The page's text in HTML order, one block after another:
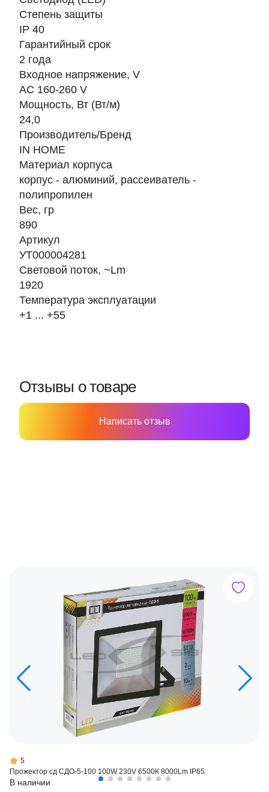
Степень защиты
IP 40
Гарантийный срок
2 года
Входное напряжение, V
AC 160-260 V
Мощность, Вт (Вт/м)
24,0
Производитель/Бренд
IN HOME
Материал корпуса
корпус - алюминий, рассеиватель -
полипропилен
Вес, гр
890
Артикул
УТ000004281
Световой поток, ~Lm
1920
Температура эксплуатации
+1 ... +55
Отзывы о товаре
Написать отзыв
5
Прожектор сд СДО-5-100 100W 230V 6500К 8000Lm IP65
В наличии